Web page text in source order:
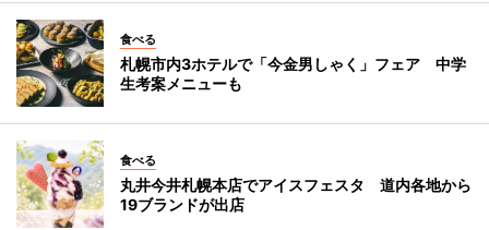
食べる
札幌市内3ホテルで「今金男しゃく」フェア 中学
生考案メニューも
食べる
丸井今井札幌本店でアイスフェスタ 道内各地から
19ブランドが出店